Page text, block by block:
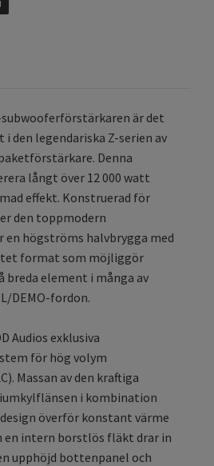
är det
i den legendariska Z-serien av
Denna
långt över 12 000 watt
effekt. Konstruerad för
den toppmodern
högströms halvbrygga med
format som möjliggör
element i många av
DEMO-fordon.
Audios exklusiva
för hög volym
Massan av den kraftiga
i kombination
överför konstant värme
en intern borstlös fläkt drar in
upphöjd bottenpanel och